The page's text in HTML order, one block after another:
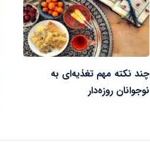
چند نکته مهم تغذیه‌ای به
نوجوانان روزه‌دار